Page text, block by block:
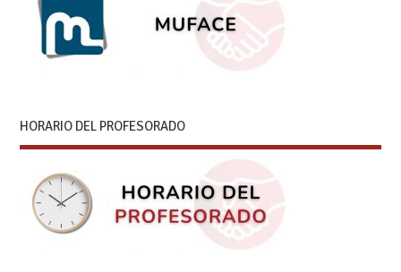
HORARIO DEL PROFESORADO